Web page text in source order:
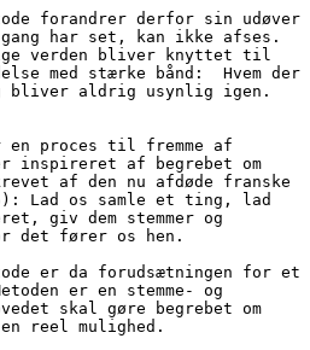
forandrer derfor sin udøver
har set, kan ikke afses.
verden bliver knyttet til
med stærke bånd:  Hvem der
bliver aldrig usynlig igen.
proces til fremme af
inspireret af begrebet om
af den nu afdøde franske
Lad os samle et ting, lad
giv dem stemmer og
det fører os hen.
er da forudsætningen for et
er en stemme- og
skal gøre begrebet om
reel mulighed.